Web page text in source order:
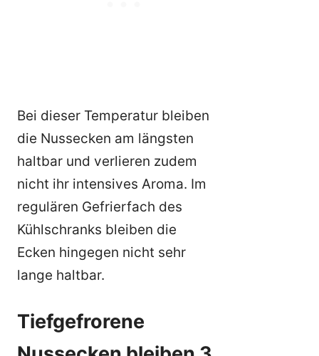
Bei dieser Temperatur bleiben
die Nussecken am längsten
haltbar und verlieren zudem
nicht ihr intensives Aroma. Im
regulären Gefrierfach des
Kühlschranks bleiben die
Ecken hingegen nicht sehr
lange haltbar.
Tiefgefrorene